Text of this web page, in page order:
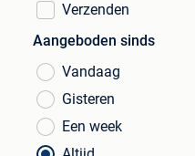
Verzenden
Aangeboden sinds
Vandaag
Gisteren
Een week